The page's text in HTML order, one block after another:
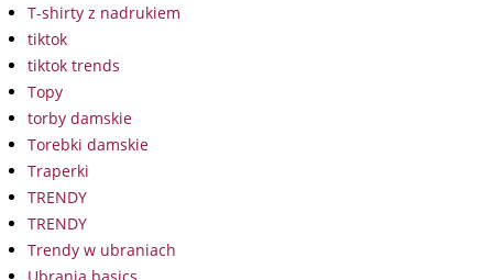
T-shirty z nadrukiem
tiktok
tiktok trends
Topy
torby damskie
Torebki damskie
Traperki
TRENDY
TRENDY
Trendy w ubraniach